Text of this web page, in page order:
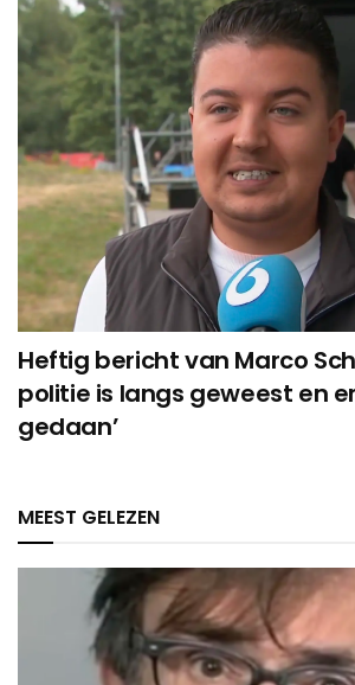
Heftig bericht van Marco
politie is langs geweest en
gedaan’
MEEST GELEZEN